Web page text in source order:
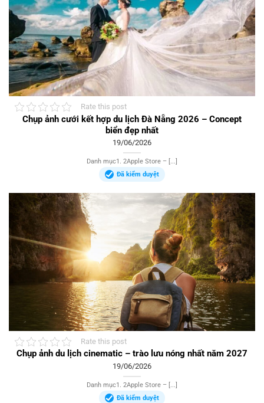
Rate this post
Chụp ảnh cưới kết hợp du lịch Đà Nẵng 2026 – Concept
biển đẹp nhất
19/06/2026
Danh mục1. 2Apple Store – [...]
Đã kiểm duyệt
Rate this post
Chụp ảnh du lịch cinematic – trào lưu nóng nhất năm 2027
19/06/2026
Danh mục1. 2Apple Store – [...]
Đã kiểm duyệt